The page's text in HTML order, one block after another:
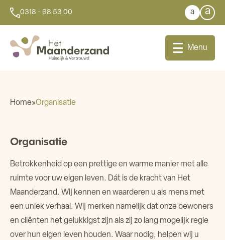
0318 - 68 53 00 a a
Aanleunwoningen
Menu
Home»Organisatie
Organisatie
Betrokkenheid op een prettige en warme manier met alle
ruimte voor uw eigen leven. Dát is de kracht van Het
Maanderzand. Wij kennen en waarderen u als mens met
een uniek verhaal. Wij merken namelijk dat onze bewoners
en cliënten het gelukkigst zijn als zij zo lang mogelijk regie
over hun eigen leven houden. Waar nodig, helpen wij u